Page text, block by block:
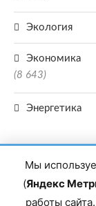
Экология
Экономика
(8 643)
Энергетика
Мы
(Яндекс
работы